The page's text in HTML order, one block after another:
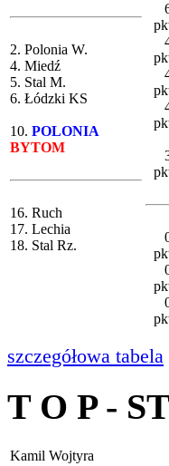
2. Polonia W.
4. Miedź
5. Stal M.
6. Łódzki KS
10. POLONIA
BYTOM
16. Ruch
17. Lechia
18. Stal Rz.
szczegółowa tabela
T O P -
Kamil Wojtyra